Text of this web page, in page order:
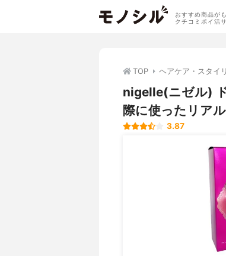
おすすめ商品が
クチコミポイ活
TOP ヘアケア・スタイ
nigelle(ニゼル)
際に使ったリア
3.87